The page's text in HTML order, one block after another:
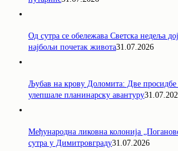
Од сутра се обележава Светска недеља
најбољи почетак живота31.07.2026
Љубав на крову Доломита: Две просидбе
улепшале планинарску авантуру
Међународна ликовна колонија
сутра у Димитровграду31.07.2026